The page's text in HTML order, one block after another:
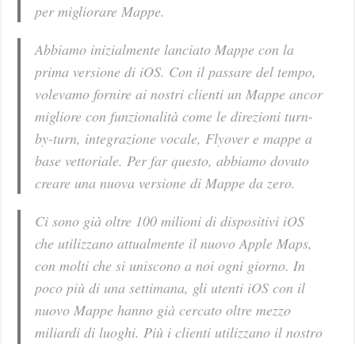
per migliorare Mappe.
Abbiamo inizialmente lanciato Mappe con la
prima versione di iOS. Con il passare del tempo,
volevamo fornire ai nostri clienti un Mappe ancor
migliore con funzionalità come le direzioni turn-
by-turn, integrazione vocale, Flyover e mappe a
base vettoriale. Per far questo, abbiamo dovuto
creare una nuova versione di Mappe da zero.
Ci sono già oltre 100 milioni di dispositivi iOS
che utilizzano attualmente il nuovo Apple Maps,
con molti che si uniscono a noi ogni giorno. In
poco più di una settimana, gli utenti iOS con il
nuovo Mappe hanno già cercato oltre mezzo
miliardi di luoghi. Più i clienti utilizzano il nostro